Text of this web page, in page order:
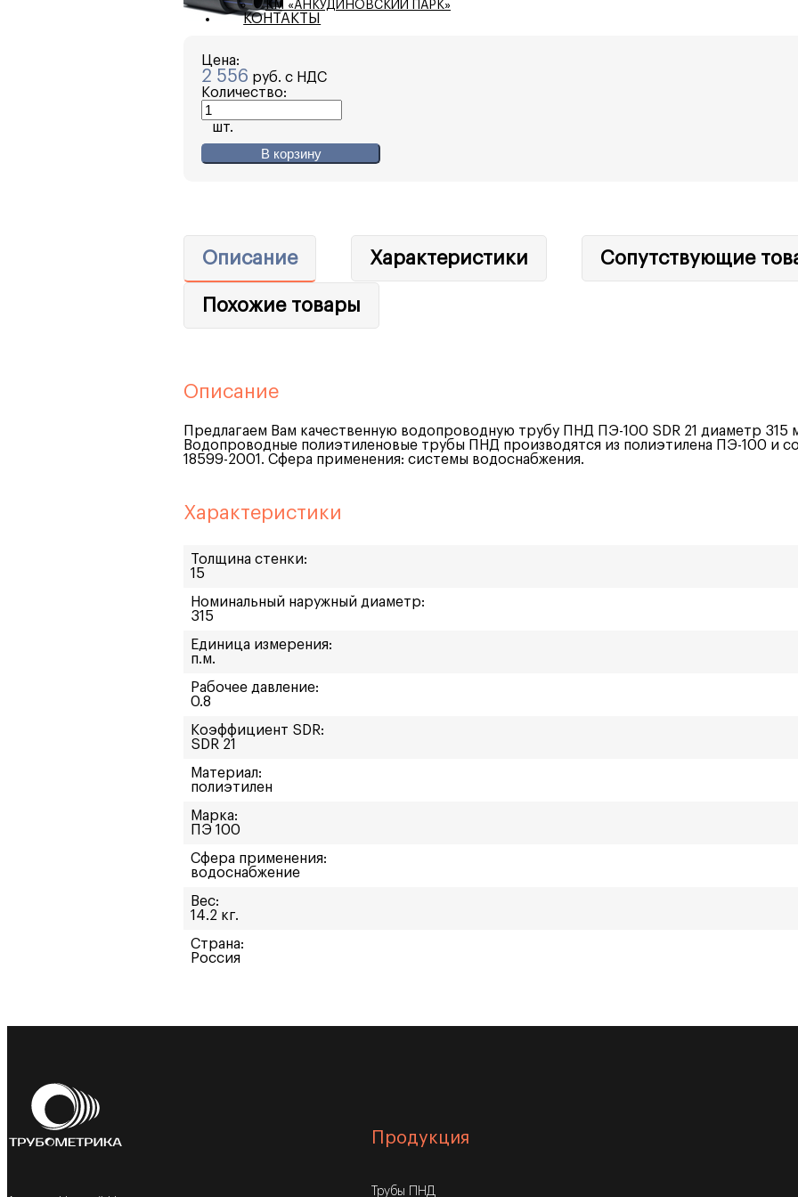
КМ «АНКУДИНОВСКИЙ ПАРК»
КОНТАКТЫ
Цена:
2 556 руб. с НДС
Количество:
шт.
В корзину
Описание Характеристики Сопутствующие
Похожие товары
Описание
Предлагаем Вам качественную водопроводную трубу ПНД ПЭ-100 SDR 21 диаметр
Водопроводные полиэтиленовые трубы ПНД производятся из полиэтилена ПЭ-100 и
18599-2001. Сфера применения: системы водоснабжения.
Характеристики
Толщина стенки:
15
Номинальный наружный диаметр:
315
Единица измерения:
п.м.
Рабочее давление:
0.8
Коэффициент SDR:
SDR 21
Материал:
полиэтилен
Марка:
ПЭ 100
Сфера применения:
водоснабжение
Вес:
14.2 кг.
Страна:
Россия
Продукция
Трубы ПНД